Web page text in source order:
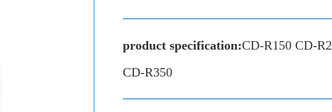
product specification:CD-R150 CD-
CD-R350